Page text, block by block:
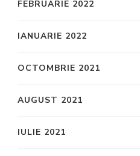
FEBRUARIE 2022
IANUARIE 2022
OCTOMBRIE 2021
AUGUST 2021
IULIE 2021